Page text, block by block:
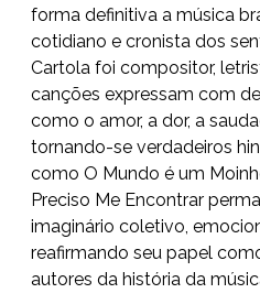
forma definitiva a música
cotidiano e cronista dos
Cartola foi compositor,
canções expressam com
como o amor, a dor, a
tornando-se verdadeiros
como O Mundo é um
Preciso Me Encontrar
imaginário coletivo,
reafirmando seu papel
autores da história da